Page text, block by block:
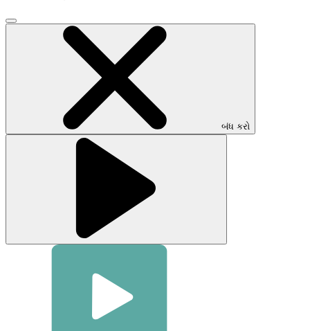
વિડિઓ
બંધ કરો